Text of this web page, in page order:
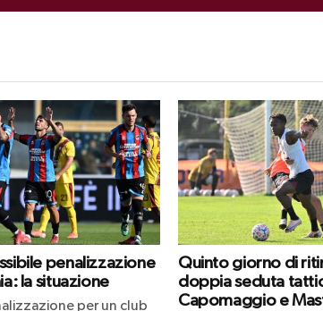
penalizzazione
la situazione
per un club
Quinto giorno di
doppia seduta
Capomaggio e